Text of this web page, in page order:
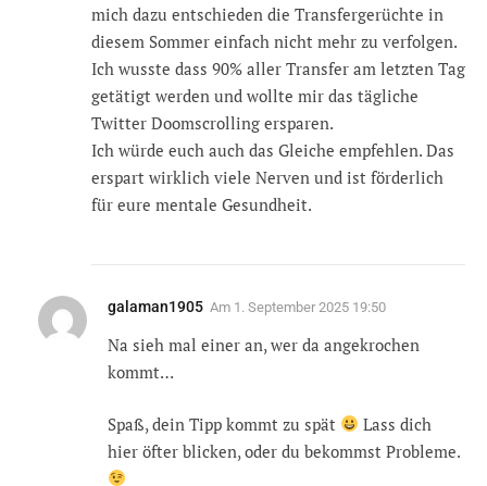
mich dazu entschieden die Transfergerüchte in
diesem Sommer einfach nicht mehr zu verfolgen.
Ich wusste dass 90% aller Transfer am letzten Tag
getätigt werden und wollte mir das tägliche
Twitter Doomscrolling ersparen.
Ich würde euch auch das Gleiche empfehlen. Das
erspart wirklich viele Nerven und ist förderlich
für eure mentale Gesundheit.
galaman1905 Am 1. September 2025 19:50
Na sieh mal einer an, wer da angekrochen
kommt…
Spaß, dein Tipp kommt zu spät
Lass dich
hier öfter blicken, oder du bekommst Probleme.